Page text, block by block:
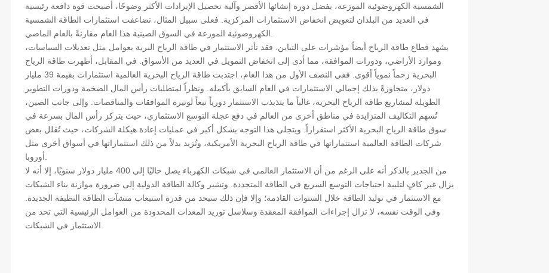
الشمسية الكهروضوئية الموزعة، بفضل دورة إنشائها الأقصر وآلية تحصيل الإيرادات الأكثر وضوحًا، أصبحت قوة دافعة رئيسية
في العديد من البلدان لتعويض انخفاض الاستثمارات المركزية. فعلى سبيل المثال، تضاعفت استثمارات الطاقة الشمسية
الكهروضوئية الموزعة في السوق الصينية هذا العام مقارنةً بالعام الماضي.
يشهد قطاع طاقة الرياح أيضاً مؤشرات على التباين. فقد تأثر الاستثمار في طاقة الرياح البرية بعوامل مثل تعديلات السياسات،
وموارد الأراضي، ودورات الموافقة، مما أدى إلى انخفاض التمويل في العديد من الأسواق. في المقابل، أظهرت طاقة الرياح
البحرية زخماً نموياً أقوى. ففي النصف الأول من هذا العام، اجتذبت طاقة الرياح البحرية العالمية استثمارات بقيمة 39 مليار
دولار، متجاوزةً بذلك إجمالي الاستثمارات في العام السابق بأكمله. ونظراً لمتطلبات رأس المال الضخمة ودورات التطوير
الطويلة لمشاريع طاقة الرياح البحرية، غالباً ما يتذبذب الاستثمار دورياً تبعاً لوتيرة الموافقات والمناقصات. وإلى جانب الصين،
تُسهم التكاليف المتزايدة في مناطق أخرى من العالم في دفع عجلة التوسع الاستثماري، حيث يتركز رأس المال بسرعة في
سوق طاقة الرياح البحرية الأكثر استقراراً. ويتجلى هذا التوجه بشكل أكبر في عمليات إعادة هيكلة الشركات، حيث تُقلل بعض
شركات الطاقة العالمية استثماراتها في طاقة الرياح البحرية الأمريكية، وتُزيد بدلاً من ذلك استثماراتها في أسواق أخرى مثل
أوروبا.
من الجدير بالذكر أنه على الرغم من أن الاستثمار العالمي في شبكات الكهرباء يصل حاليًا إلى 400 مليار دولار سنويًا، إلا أنه لا
يزال غير كافٍ لتلبية احتياجات التوسع السريع في الطاقة المتجددة. وتشير وكالة الطاقة الدولية إلى ضرورة موازنة بناء الشبكات
مع الاستثمار في توليد الطاقة خلال السنوات القادمة؛ وإلا فإن ذلك سيحد من قدرة استيعاب منشآت الطاقة النظيفة الجديدة.
وفي الوقت نفسه، لا تزال إجراءات الموافقة المعقدة وسلاسل توريد المعدات المحدودة من العوامل الرئيسية التي تحد من
الاستثمار في الشبكات.